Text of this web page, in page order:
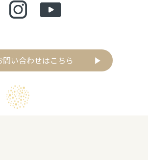
問い合わせはこちら